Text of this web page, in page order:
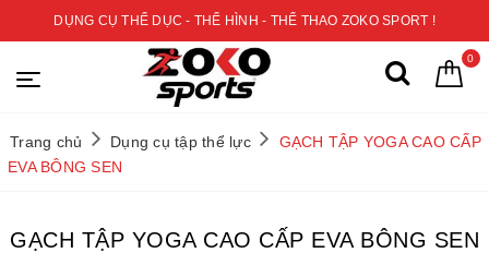
DỤNG CỤ THỂ DỤC - THỂ HÌNH - THỂ THAO ZOKO SPORT !
0
Trang chủ Dụng cụ tập thể lực
GẠCH TẬP YOGA CAO CẤP
EVA BÔNG SEN
GẠCH TẬP YOGA CAO CẤP EVA BÔNG SEN